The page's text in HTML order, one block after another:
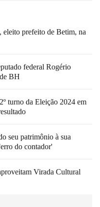
eleito prefeito de Betim, na
federal Rogério
BH
turno da Eleição 2024 em
seu patrimônio à sua
do contador'
Virada Cultural